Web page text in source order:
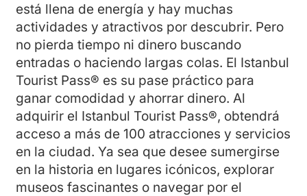
está llena de energía y hay muchas
actividades y atractivos por descubrir. Pero
no pierda tiempo ni dinero buscando
entradas o haciendo largas colas. El Istanbul
Tourist Pass® es su pase práctico para
ganar comodidad y ahorrar dinero. Al
adquirir el Istanbul Tourist Pass®, obtendrá
acceso a más de 100 atracciones y servicios
en la ciudad. Ya sea que desee sumergirse
en la historia en lugares icónicos, explorar
museos fascinantes o navegar por el